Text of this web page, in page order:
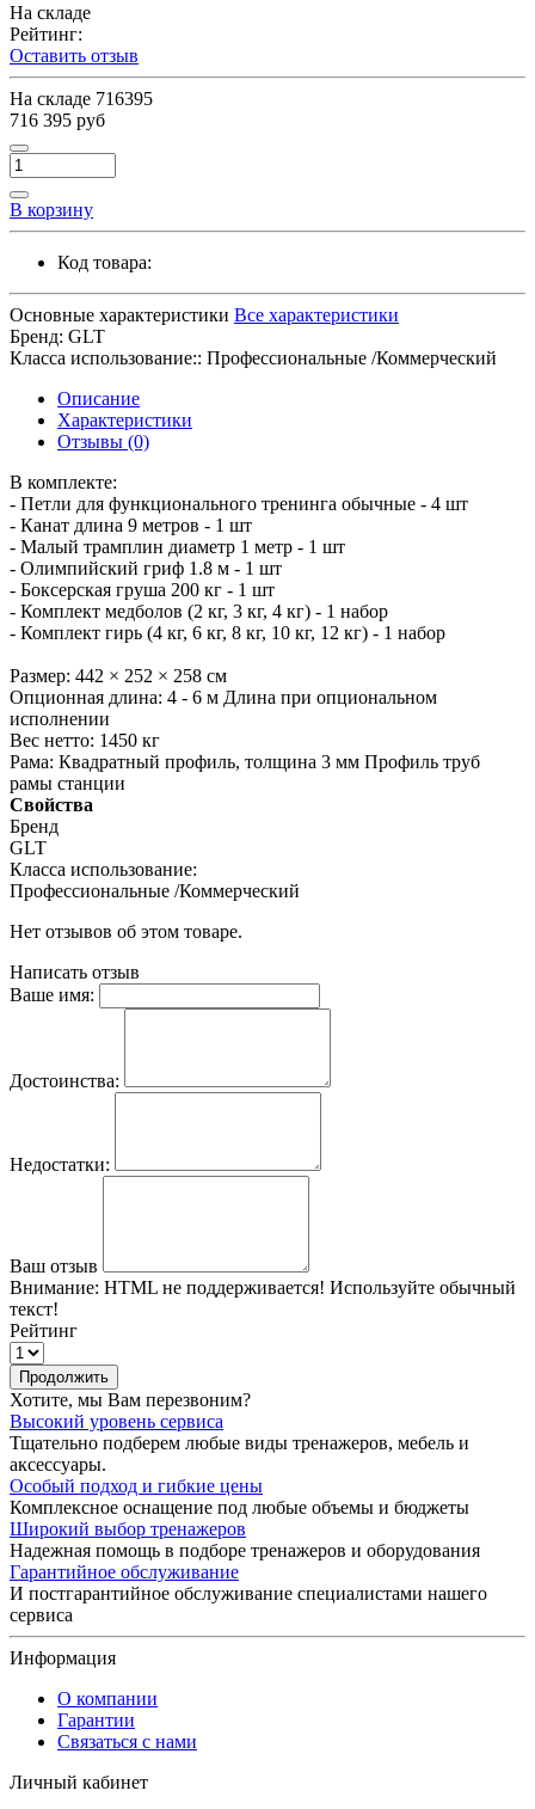
На складе
Рейтинг:
Оставить отзыв
На складе 716395
716 395 руб
В корзину
Код товара:
Основные характеристики Все характеристики
Бренд: GLT
Класса использование:: Профессиональные /Коммерческий
Описание
Характеристики
Отзывы (0)
В комплекте:
- Петли для функционального тренинга обычные - 4 шт
- Канат длина 9 метров - 1 шт
- Малый трамплин диаметр 1 метр - 1 шт
- Олимпийский гриф 1.8 м - 1 шт
- Боксерская груша 200 кг - 1 шт
- Комплект медболов (2 кг, 3 кг, 4 кг) - 1 набор
- Комплект гирь (4 кг, 6 кг, 8 кг, 10 кг, 12 кг) - 1 набор
Размер: 442 × 252 × 258 см
Опционная длина: 4 - 6 м Длина при опциональном
исполнении
Вес нетто: 1450 кг
Рама: Квадратный профиль, толщина 3 мм Профиль труб
рамы станции
Свойства
Бренд
GLT
Класса использование:
Профессиональные /Коммерческий
Нет отзывов об этом товаре.
Написать отзыв
Ваше имя:
Достоинства:
Недостатки:
Ваш отзыв
Внимание: HTML не поддерживается! Используйте обычный
текст!
Рейтинг
Продолжить
Хотите, мы Вам перезвоним?
Высокий уровень сервиса
Тщательно подберем любые виды тренажеров, мебель и
аксессуары.
Особый подход и гибкие цены
Комплексное оснащение под любые объемы и бюджеты
Широкий выбор тренажеров
Надежная помощь в подборе тренажеров и оборудования
Гарантийное обслуживание
И постгарантийное обслуживание специалистами нашего
сервиса
Информация
О компании
Гарантии
Связаться с нами
Личный кабинет